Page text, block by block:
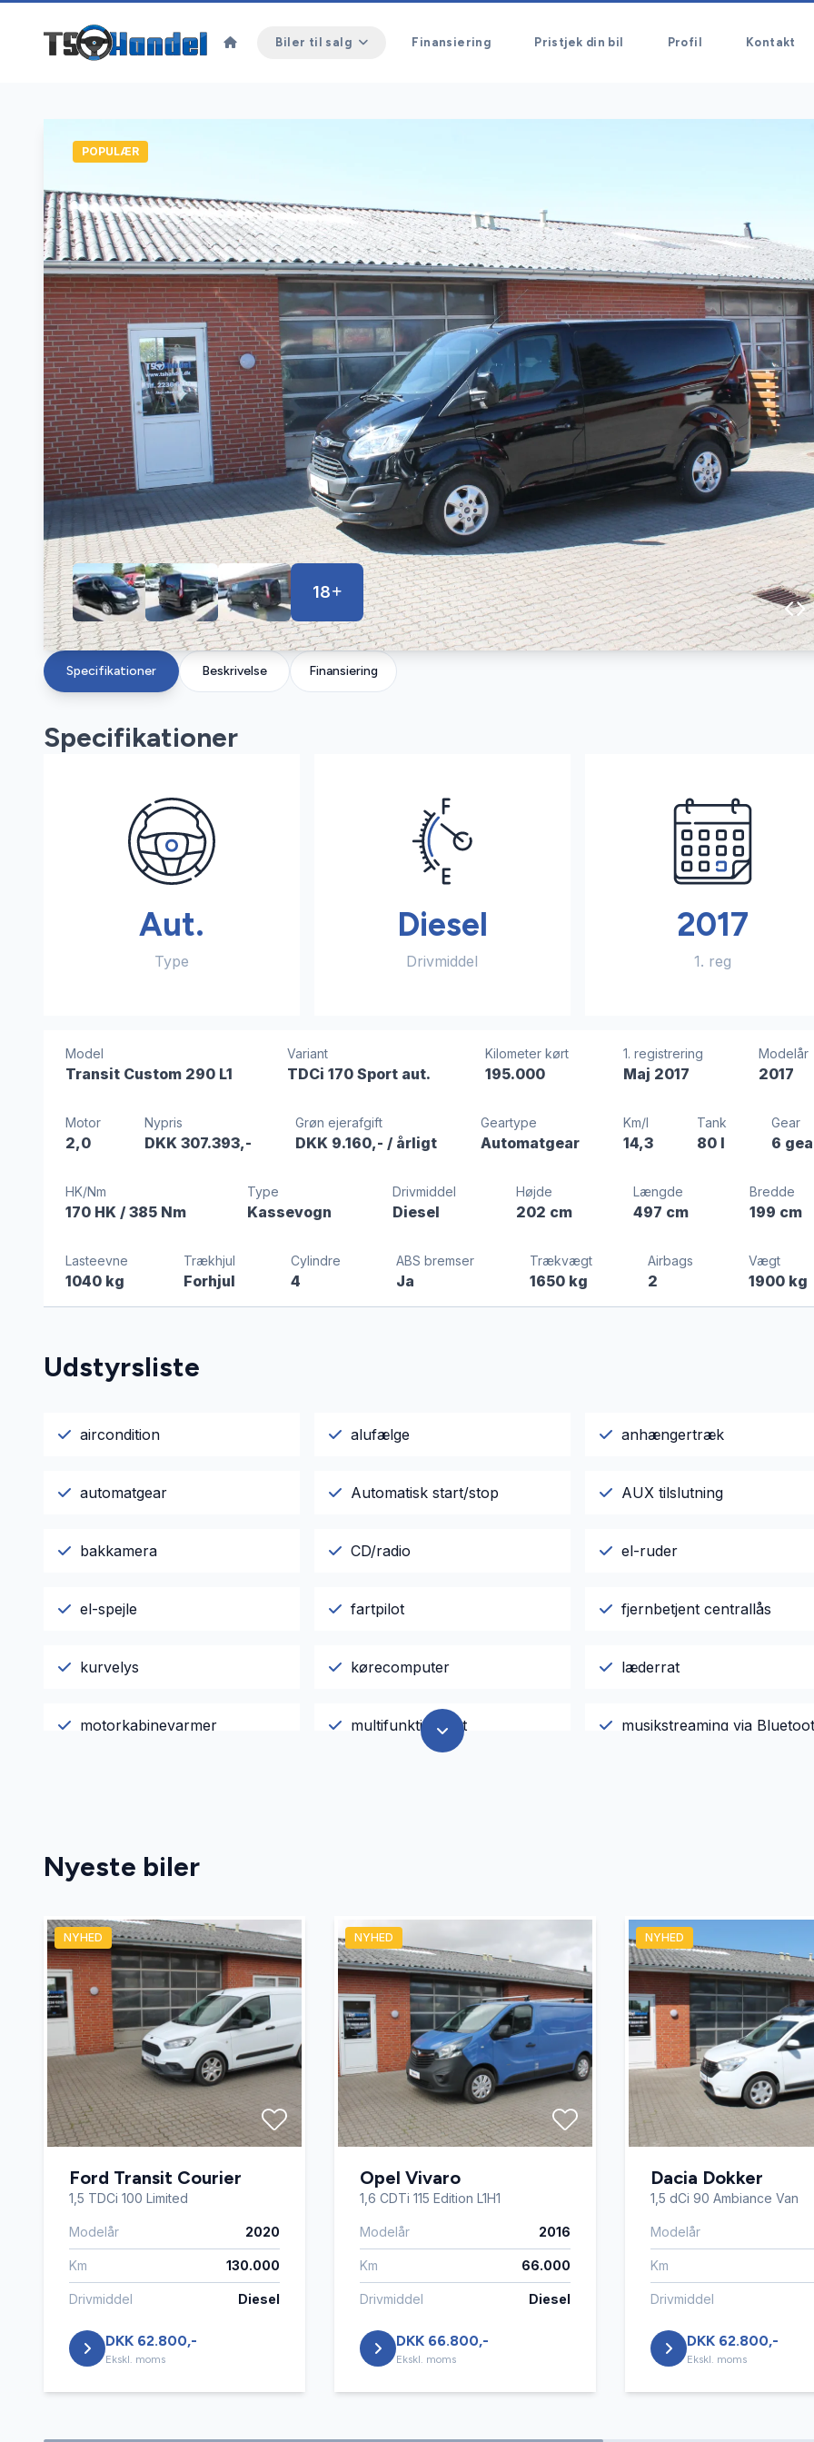
Biler til salg Finansiering Pristjek din bil Profil Kontakt
POPULÆR
18
Specifikationer Beskrivelse Finansiering
Specifikationer
Aut.
Type
Diesel
Drivmiddel
2017
1. reg
Model
Transit Custom 290 L1
Variant
TDCi 170 Sport aut.
Kilometer kørt
195.000
1. registrering
Maj 2017
Modelår
2017
Motor
2,0
Nypris
DKK 307.393,-
Grøn ejerafgift
DKK 9.160,-/ årligt
Geartype
Automatgear
Km/l
14,3
Tank
80 l
Gear
6
HK/Nm
170 HK / 385 Nm
Type
Kassevogn
Drivmiddel
Diesel
Højde
202 cm
Længde
497 cm
Bredde
199 cm
Lasteevne
1040 kg
Trækhjul
Forhjul
Cylindre
4
ABS bremser
Ja
Trækvægt
1650 kg
Airbags
2
Vægt
1900 kg
Udstyrsliste
aircondition alufælge anhængertræk
automatgear Automatisk start/stop AUX tilslutning
bakkamera CD/radio el-ruder
el-spejle fartpilot fjernbetjent centrallås
kurvelys kørecomputer læderrat
motorkabinevarmer multifunktionsrat musikstreaming via
Nyeste biler
NYHED
Ford Transit Courier
1,5 TDCi 100 Limited
Modelår 2020
Km 130.000
Drivmiddel Diesel
DKK 62.800,-
Ekskl. moms
NYHED
Opel Vivaro
1,6 CDTi 115 Edition L1H1
Modelår 2016
Km 66.000
Drivmiddel Diesel
DKK 66.800,-
Ekskl. moms
NYHED
Dacia Dokker
1,5 dCi 90 Ambiance Van
Modelår
Km
Drivmiddel
DKK 62.800,-
Ekskl. moms